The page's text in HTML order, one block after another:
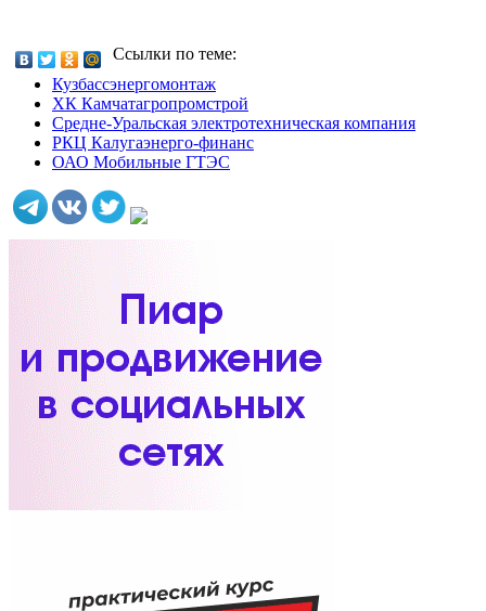
Ссылки по теме:
Кузбассэнергомонтаж
ХК Камчатагропромстрой
Средне-Уральская электротехническая компания
РКЦ Калугаэнерго-финанс
ОАО Мобильные ГТЭС